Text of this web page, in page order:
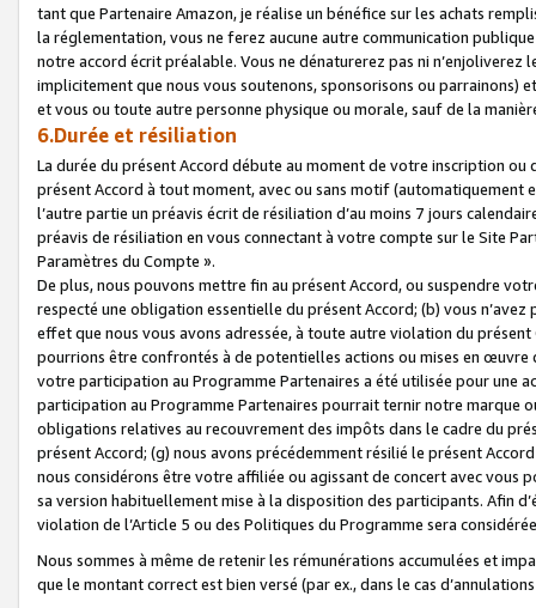
tant que Partenaire Amazon, je réalise un bénéfice sur les achats
la réglementation, vous ne ferez aucune autre communication
notre accord écrit préalable. Vous ne dénaturerez pas ni
implicitement que nous vous soutenons, sponsorisons ou parrainons)
et vous ou toute autre personne physique ou morale, sauf de la
6.Durée et résiliation
La durée du présent Accord débute au moment de votre inscription
présent Accord à tout moment, avec ou sans motif (automatiquement
l’autre partie un préavis écrit de résiliation d’au moins 7 jours
préavis de résiliation en vous connectant à votre compte sur le Site
Paramètres du Compte ».
De plus, nous pouvons mettre fin au présent Accord, ou suspendre
respecté une obligation essentielle du présent Accord; (b) vous
effet que nous vous avons adressée, à toute autre violation du
pourrions être confrontés à de potentielles actions ou mises en
votre participation au Programme Partenaires a été utilisée pour une
participation au Programme Partenaires pourrait ternir notre marque
obligations relatives au recouvrement des impôts dans le cadre du
présent Accord; (g) nous avons précédemment résilié le présent
nous considérons être votre affiliée ou agissant de concert avec vous
sa version habituellement mise à la disposition des participants. Afin
violation de l’Article 5 ou des Politiques du Programme sera
Nous sommes à même de retenir les rémunérations accumulées et
que le montant correct est bien versé (par ex., dans le cas